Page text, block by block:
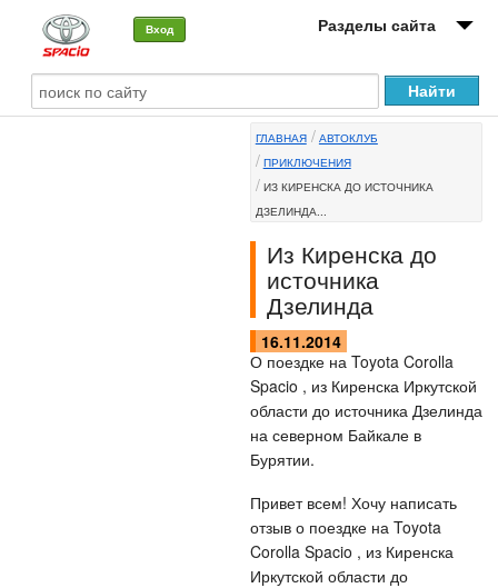
Вход Разделы сайта
О машине
ГЛАВНАЯ
АВТОКЛУБ
ПРИКЛЮЧЕНИЯ
ИЗ КИРЕНСКА ДО ИСТОЧНИКА
ДЗЕЛИНДА...
Из Киренска до
источника
Дзелинда
16.11.2014
О поездке на Toyota Corolla
Spacio , из Киренска Иркутской
области до источника Дзелинда
на северном Байкале в
Бурятии.
Привет всем! Хочу написать
отзыв о поездке на Toyota
Corolla Spacio , из Киренска
Иркутской области до